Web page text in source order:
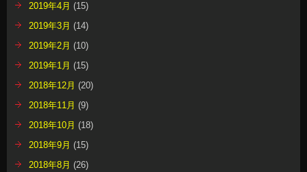
2019年4月 (15)
2019年3月 (14)
2019年2月 (10)
2019年1月 (15)
2018年12月 (20)
2018年11月 (9)
2018年10月 (18)
2018年9月 (15)
2018年8月 (26)